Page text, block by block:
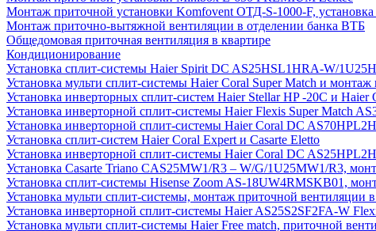
Монтаж приточной установки Komfovent ОТД-S-1000-F, установка
Монтаж приточно-вытяжной вентиляции в отделении банка ВТБ
Общедомовая приточная вентиляция в квартире
Кондиционирование
Установка сплит-системы Haier Spirit DC AS25HSL1HRA-W/
Установка мульти сплит-системы Haier Coral Super Match и
Установка инверторных сплит-систем Haier Stellar HP -20С и Haier
Установка инверторной сплит-системы Haier Flexis Super Match
Установка инверторной сплит-системы Haier Coral DC
Установка сплит-систем Haier Coral Expert и Casarte Eletto
Установка инверторной сплит-системы Haier Coral DC
Установка Casarte Triano CAS25MW1/R3 – W/G/1U25MW1/R3,
Установка сплит-системы Hisense Zoom AS-18UW4RMSKB01,
Установка мульти сплит-системы, монтаж приточной вентиляции
Установка инверторной сплит-системы Haier AS25S2SF2FA-W
Установка мульти сплит-системы Haier Free match, приточной